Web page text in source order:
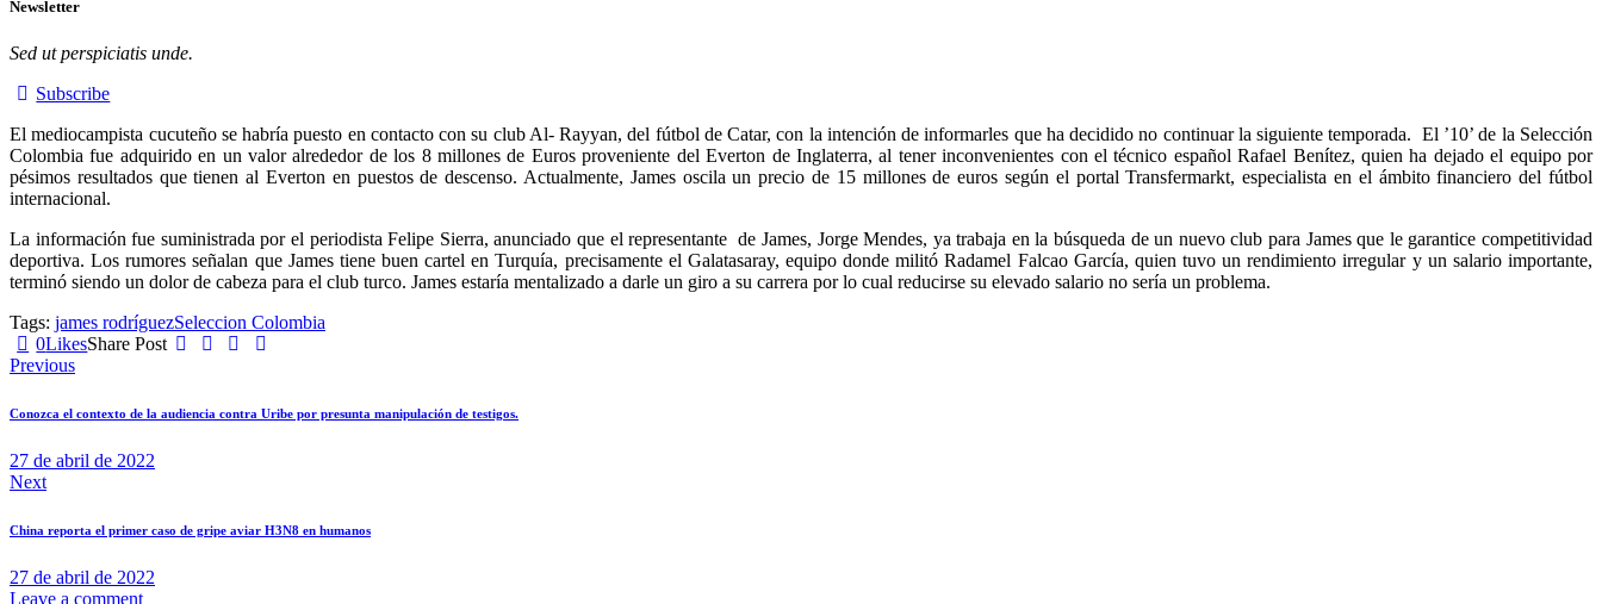
Newsletter
Sed ut perspiciatis unde.
Subscribe
El mediocampista cucuteño se habría puesto en contacto con su club Al- Rayyan, del fútbol de Catar, con la intención de informarles que ha decidido no continuar la siguiente temporada. El ’10’ de la Selección
Colombia fue adquirido en un valor alrededor de los 8 millones de Euros proveniente del Everton de Inglaterra, al tener inconvenientes con el técnico español Rafael Benítez, quien ha dejado el equipo por
pésimos resultados que tienen al Everton en puestos de descenso. Actualmente, James oscila un precio de 15 millones de euros según el portal Transfermarkt, especialista en el ámbito financiero del fútbol
internacional.
La información fue suministrada por el periodista Felipe Sierra, anunciado que el representante de James, Jorge Mendes, ya trabaja en la búsqueda de un nuevo club para James que le garantice competitividad
deportiva. Los rumores señalan que James tiene buen cartel en Turquía, precisamente el Galatasaray, equipo donde militó Radamel Falcao García, quien tuvo un rendimiento irregular y un salario importante,
terminó siendo un dolor de cabeza para el club turco. James estaría mentalizado a darle un giro a su carrera por lo cual reducirse su elevado salario no sería un problema.
Tags: james rodríguezSeleccion Colombia
0LikesShare Post
Navegación
de
Previous
Conozca el contexto de la audiencia contra Uribe por presunta manipulación de testigos.
27 de abril de 2022
Next
China reporta el primer caso de gripe aviar H3N8 en humanos
27 de abril de 2022
Leave a comment